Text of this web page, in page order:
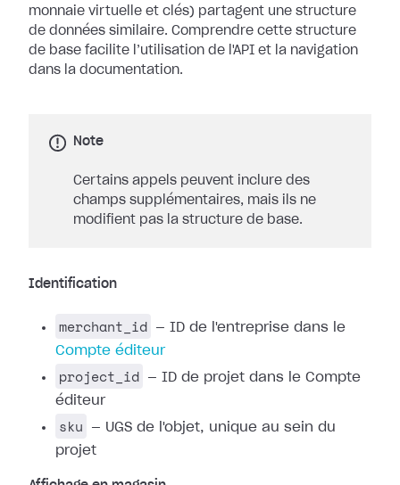
monnaie virtuelle et clés) partagent une structure
de données similaire. Comprendre cette structure
de base facilite l’utilisation de l'API et la navigation
dans la documentation.
Note
Certains appels peuvent inclure des
champs supplémentaires, mais ils ne
modifient pas la structure de base.
Identification
merchant_id
— ID de l'entreprise dans le
Compte éditeur
project_id
— ID de projet dans le Compte
éditeur
sku
— UGS de l'objet, unique au sein du
projet